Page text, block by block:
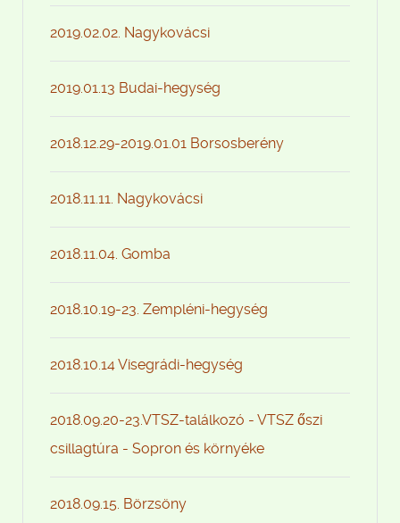
2019.02.02. Nagykovácsi
2019.01.13 Budai-hegység
2018.12.29-2019.01.01 Borsosberény
2018.11.11. Nagykovácsi
2018.11.04. Gomba
2018.10.19-23. Zempléni-hegység
2018.10.14 Visegrádi-hegység
2018.09.20-23.VTSZ-találkozó - VTSZ őszi
csillagtúra - Sopron és környéke
2018.09.15. Börzsöny